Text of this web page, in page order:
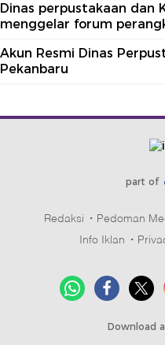
Dinas perpustakaan dan
menggelar forum
Akun Resmi Dinas
Pekanbaru
part of
Redaksi Pedoman
Info Iklan
Download